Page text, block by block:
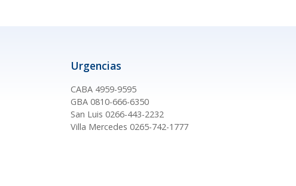
Urgencias
CABA 4959-9595
GBA 0810-666-6350
San Luis 0266-443-2232
Villa Mercedes 0265-742-1777